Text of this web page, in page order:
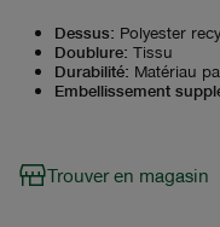
Dessus: Polyester
Doublure: Tissu
Durabilité: Matériau
Embellissement
Trouver en magasin